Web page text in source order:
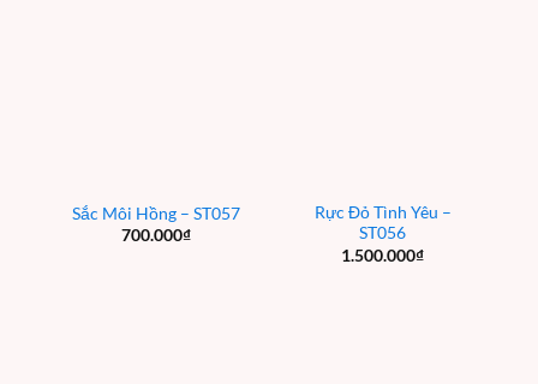
Sắc Môi Hồng – ST057
700.000₫
Rực Đỏ Tình Yêu –
ST056
1.500.000₫